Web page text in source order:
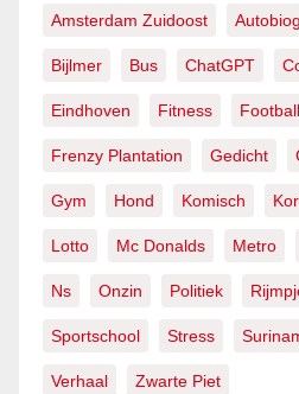
Amsterdam Zuidoost
Bijlmer Bus ChatGPT
Eindhoven Fitness Football
Frenzy Plantation Gedicht
Gym Hond Komisch
Lotto Mc Donalds Metro
Ns Onzin Politiek
Sportschool Stress
Verhaal Zwarte Piet